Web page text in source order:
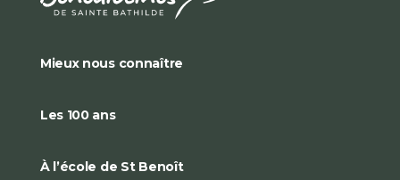
Mieux nous connaître
Les 100 ans
À l’école de St Benoît